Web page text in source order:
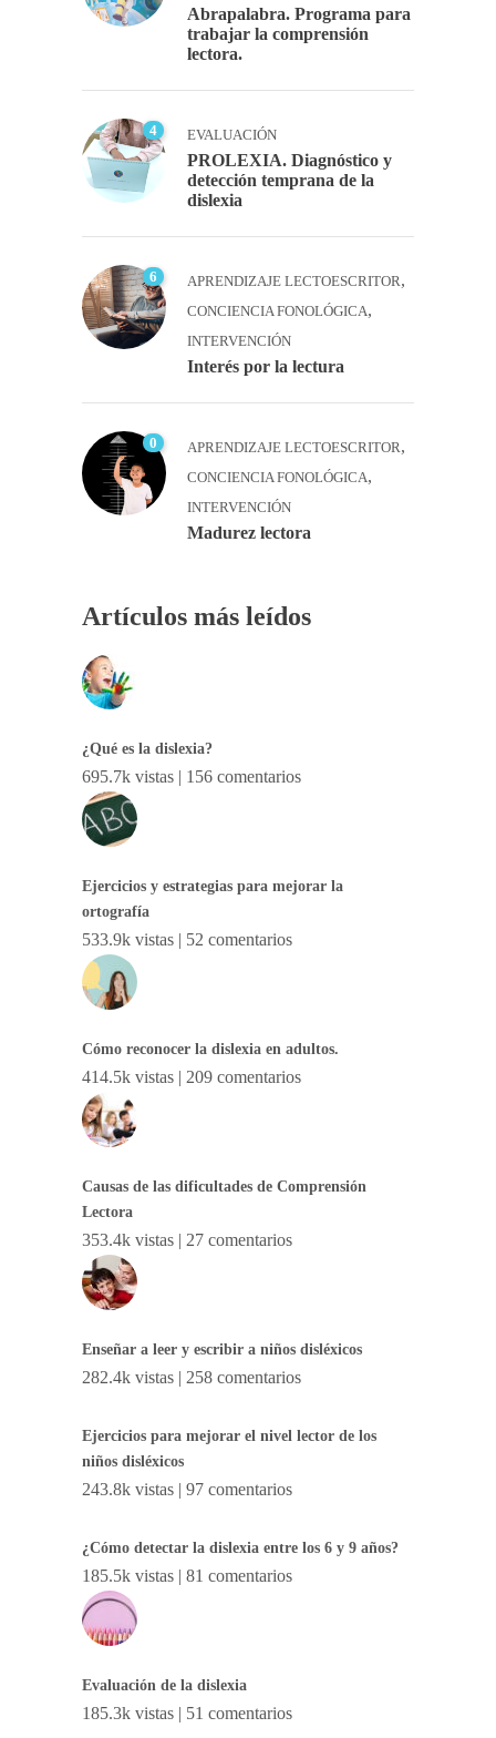
Abrapalabra. Programa para
trabajar la comprensión
lectora.
4 EVALUACIÓN
PROLEXIA. Diagnóstico y
detección temprana de la
dislexia
6 APRENDIZAJE LECTOESCRITOR,
CONCIENCIA FONOLÓGICA,
INTERVENCIÓN
Interés por la lectura
0 APRENDIZAJE LECTOESCRITOR,
CONCIENCIA FONOLÓGICA,
INTERVENCIÓN
Madurez lectora
Artículos más leídos
¿Qué es la dislexia?
695.7k vistas | 156 comentarios
Ejercicios y estrategias para mejorar la
ortografía
533.9k vistas | 52 comentarios
Cómo reconocer la dislexia en adultos.
414.5k vistas | 209 comentarios
Causas de las dificultades de Comprensión
Lectora
353.4k vistas | 27 comentarios
Enseñar a leer y escribir a niños disléxicos
282.4k vistas | 258 comentarios
Ejercicios para mejorar el nivel lector de los
niños disléxicos
243.8k vistas | 97 comentarios
¿Cómo detectar la dislexia entre los 6 y 9 años?
185.5k vistas | 81 comentarios
Evaluación de la dislexia
185.3k vistas | 51 comentarios